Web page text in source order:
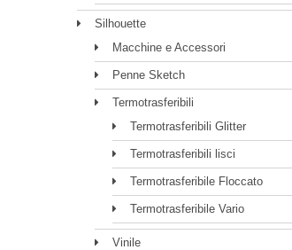
Silhouette
Macchine e Accessori
Penne Sketch
Termotrasferibili
Termotrasferibili Glitter
Termotrasferibili lisci
Termotrasferibile Floccato
Termotrasferibile Vario
Vinile